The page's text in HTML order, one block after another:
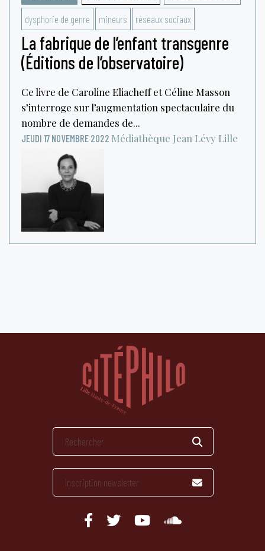
dysphorie de genre mineurs réseaux sociaux
La fabrique de l’enfant transgenre
(Éditions de l’observatoire)
Ce livre de Caroline Eliacheff et Céline Masson
s’interroge sur l’augmentation spectaculaire du
nombre de demandes de...
JEUDI 17 NOVEMBRE 2022 Médiathèque Jean Lévy Lille